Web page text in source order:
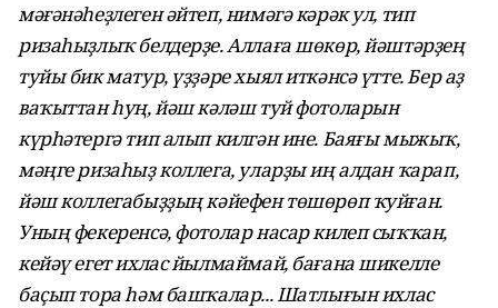
мәғәнәһеҙлеген әйтеп, нимәгә кәрәк ул, тип
ризаһыҙлыҡ белдерҙе. Аллаға шөкөр, йәштәрҙең
туйы бик матур, үҙҙәре хыял иткәнсә үтте. Бер аҙ
ваҡыттан һуң, йәш кәләш туй фотоларын
күрһәтергә тип алып килгән ине. Баяғы мыжыҡ,
мәңге ризаһыҙ коллега, уларҙы иң алдан ҡарап,
йәш коллегабыҙҙың кәйефен төшөрөп ҡуйған.
Уның фекеренсә, фотолар насар килеп сыҡҡан,
кейәү егет ихлас йылмаймай, бағана шикелле
баҫып тора һәм башҡалар... Шатлығын ихлас